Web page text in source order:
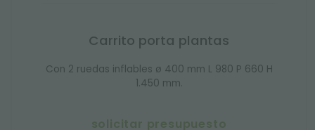
Carrito porta plantas
Con 2 ruedas inflables ø 400 mm L 980 P 660 H
1.450 mm.
solicitar presupuesto